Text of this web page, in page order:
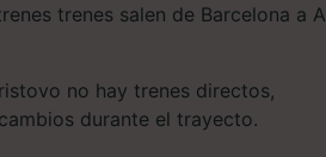
trenes salen de Barcelona a A
no hay trenes directos,
durante el trayecto.